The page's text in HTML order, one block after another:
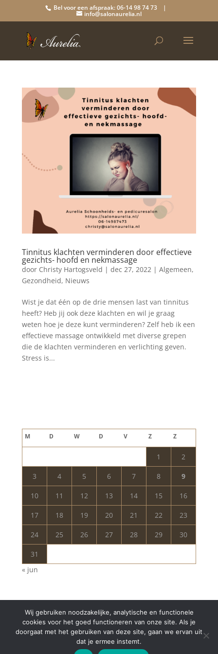
Bel voor een afspraak: 06-14 98 74 73 |
info@salonaurelia.nl
Tinnitus klachten verminderen door effectieve
gezichts- hoofd en nekmassage
door Christy Hartogsveld | dec 27, 2022| Algemeen,
Gezondheid, Nieuws
Wist je dat één op de drie mensen last van tinnitus
heeft? Heb jij ook deze klachten en wil je graag
weten hoe je deze kunt verminderen? Zelf heb ik een
effectieve massage ontwikkeld met diverse grepen
die de klachten verminderen en verlichting geven.
Stress is...
M D W D V Z Z
1 2
3 4 5 6 7 8 9
10 11 12 13 14 15 16
17 18 19 20 21 22 23
24 25 26 27 28 29 30
31
« jun
Copyright © 2024 Aurelia Schoonheidssalon | All
Wij gebruiken noodzakelijke, analytische en functionele
cookies voor het goed functioneren van onze site. Als je
doorgaat met het gebruiken van deze site, gaan we ervan uit
dat je ermee instemt.